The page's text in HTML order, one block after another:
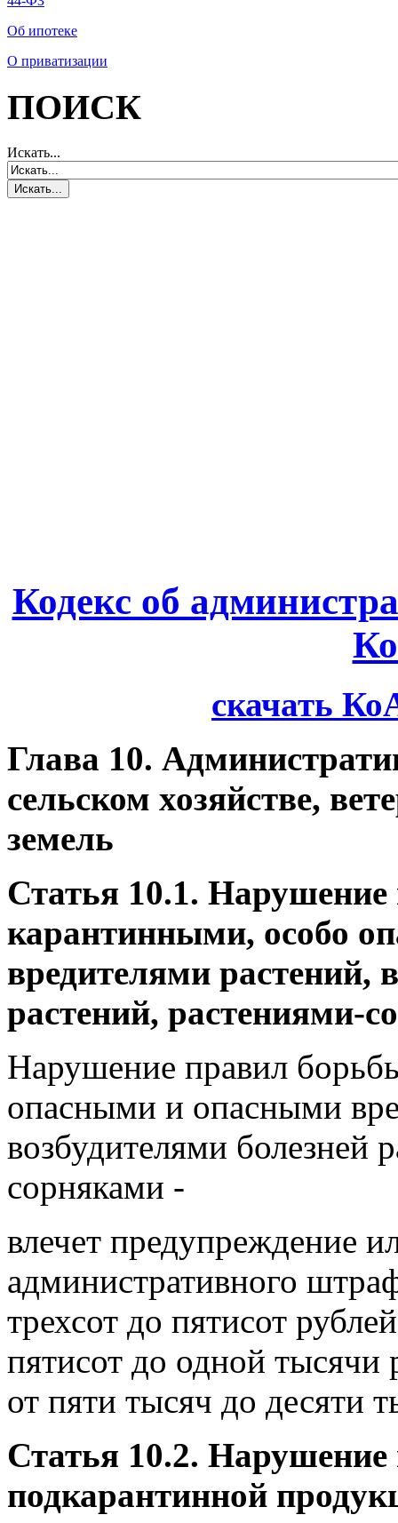
Об ипотеке
О приватизации
ПОИСК
Искать...
Кодекс об
скачать
Глава 10.
сельском хозяйстве,
земель
Статья 10.1.
карантинными, особо
вредителями растений,
растений, растениями-
Нарушение правил
опасными и опасными
возбудителями болезней
сорняками -
влечет предупреждение
административного
трехсот до пятисот
пятисот до одной
от пяти тысяч до десяти
Статья 10.2. Нарушение
подкарантинной